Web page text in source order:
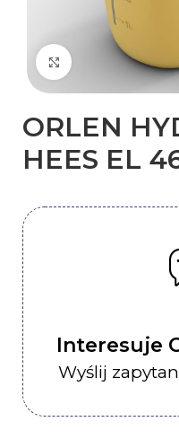
Kliknij, aby
​ORLEN
HEES EL
Interesuje
Wyślij